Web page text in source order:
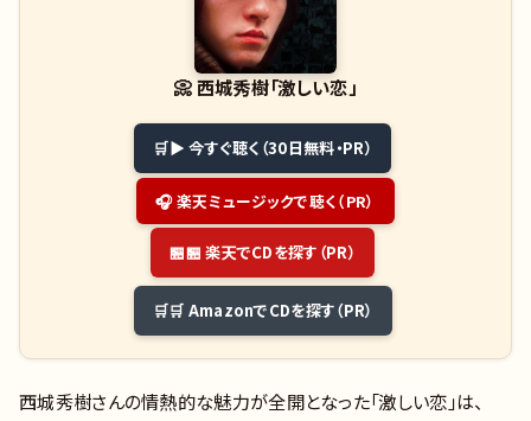
📀西城秀樹「激しい恋」
▶ 今すぐ聴く（30日無料・PR）
🎧 楽天ミュージックで聴く（PR）
🏪 楽天でCDを探す（PR）
🛒 AmazonでCDを探す（PR）
西城秀樹さんの情熱的な魅力が全開となった「激しい恋」は、